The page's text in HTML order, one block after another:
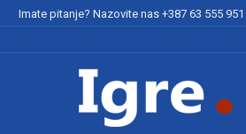
Imate pitanje? Nazovite nas +387 63 555 951